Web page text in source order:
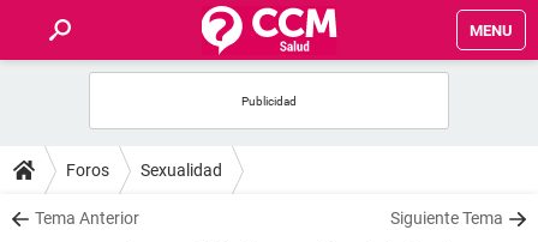
MENU
FOROS
SALUD
Foros Sexualidad
Tema Anterior Siguiente Tema